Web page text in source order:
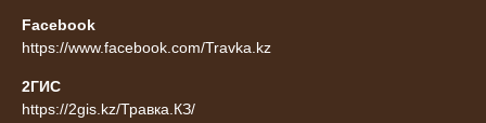
Facebook
https://www.facebook.com/Travka.kz
2ГИС
https://2gis.kz/Травка.КЗ/